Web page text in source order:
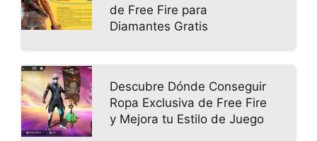
de Free Fire para
Diamantes Gratis
Descubre Dónde Conseguir
Ropa Exclusiva de Free Fire
y Mejora tu Estilo de Juego